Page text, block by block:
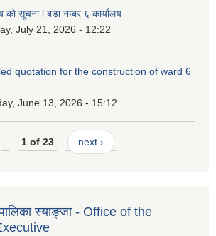
को सूचना l बडा नम्बर ६ कार्यालय
July 21, 2026 - 12:22
quotation for the construction of ward 6
June 13, 2026 - 15:12
1 of 23 next ›
स्याङ्जा - Office of the